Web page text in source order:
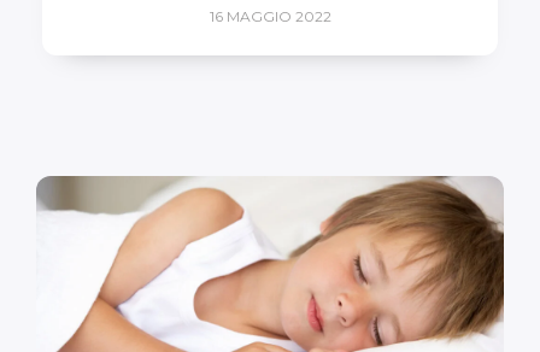
16 MAGGIO 2022